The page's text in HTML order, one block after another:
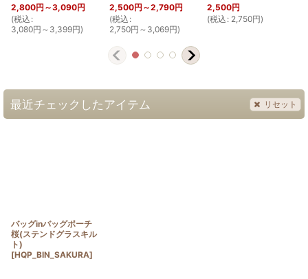
2,800円 ～3,090円
(税込 :
3,080円 ～3,399円)
2,500円 ～2,790円
(税込 :
2,750円 ～3,069円)
2,500円
(税込 : 2,750円)
最近チェックしたアイテム リセット
バッグinバッグポーチ
桜(ステンドグラスキル
ト)
[HQP_BIN_SAKURA]